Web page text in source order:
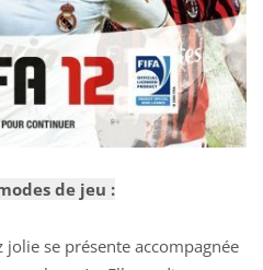
de jeu :
se présente accompagnée